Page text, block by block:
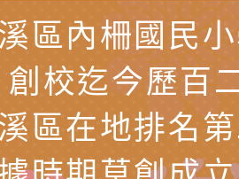
年度515國
座談活動」
福利部辦理
家庭支持服
輔導及效能精
南共3場次
法人中華民
辦理「2026
流大會」簡
戲治療學會
舉辦「空間
院新聞傳播
區內柵國民
校迄今歷百
區在地排名